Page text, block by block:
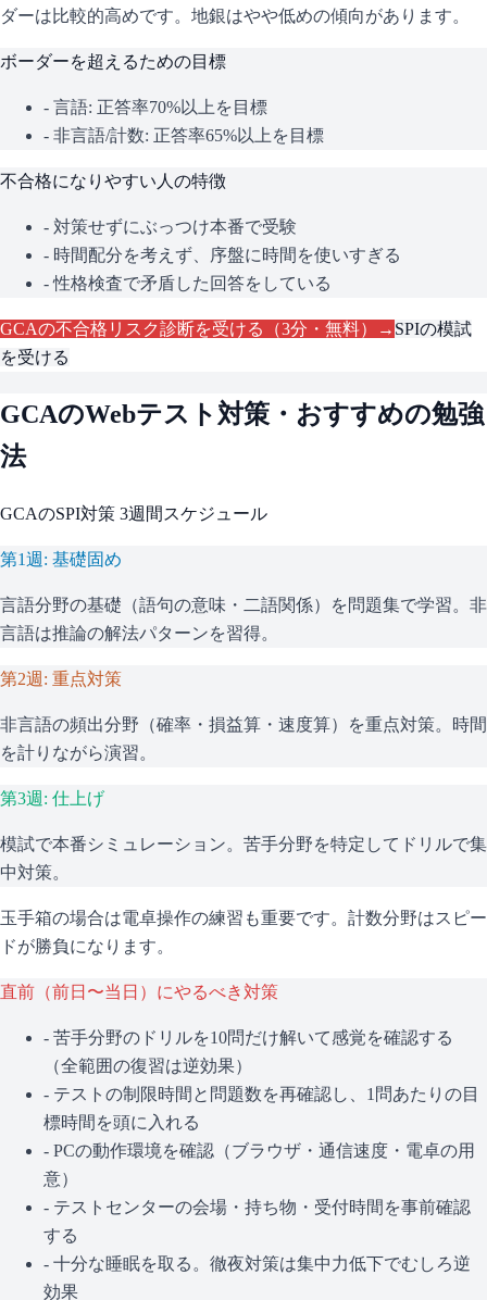
ダーは比較的高めです。地銀はやや低めの傾向があります。
ボーダーを超えるための目標
- 言語: 正答率70%以上を目標
- 非言語/計数: 正答率65%以上を目標
不合格になりやすい人の特徴
- 対策せずにぶっつけ本番で受験
- 時間配分を考えず、序盤に時間を使いすぎる
- 性格検査で矛盾した回答をしている
GCAの不合格リスク診断を受ける（3分・無料）→ SPIの模試
を受ける
GCAのWebテスト対策・おすすめの勉強
法
GCAのSPI対策 3週間スケジュール
第1週: 基礎固め
言語分野の基礎（語句の意味・二語関係）を問題集で学習。非
言語は推論の解法パターンを習得。
第2週: 重点対策
非言語の頻出分野（確率・損益算・速度算）を重点対策。時間
を計りながら演習。
第3週: 仕上げ
模試で本番シミュレーション。苦手分野を特定してドリルで集
中対策。
玉手箱の場合は電卓操作の練習も重要です。計数分野はスピー
ドが勝負になります。
直前（前日〜当日）にやるべき対策
- 苦手分野のドリルを10問だけ解いて感覚を確認する
（全範囲の復習は逆効果）
- テストの制限時間と問題数を再確認し、1問あたりの目
標時間を頭に入れる
- PCの動作環境を確認（ブラウザ・通信速度・電卓の用
意）
- テストセンターの会場・持ち物・受付時間を事前確認
する
- 十分な睡眠を取る。徹夜対策は集中力低下でむしろ逆
効果